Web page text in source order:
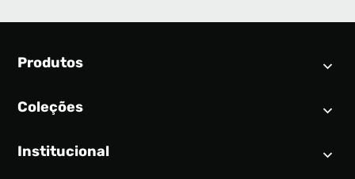
Produtos
Calendário SNEAKER
Tênis
Coleções
Air Jordan 1
Institucional